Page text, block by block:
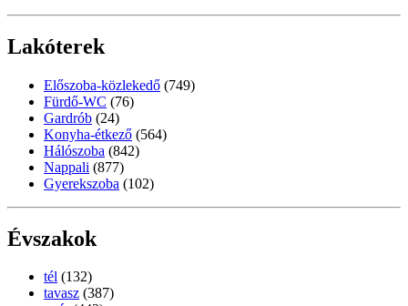
Lakóterek
Előszoba-közlekedő (749)
Fürdő-WC (76)
Gardrób (24)
Konyha-étkező (564)
Hálószoba (842)
Nappali (877)
Gyerekszoba (102)
Évszakok
tél (132)
tavasz (387)